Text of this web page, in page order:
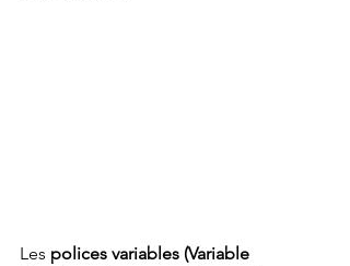
Les polices variables (Variable